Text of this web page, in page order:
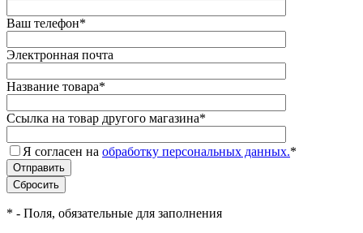
Ваш телефон*
Электронная почта
Название товара*
Ссылка на товар другого магазина*
Я согласен на обработку персональных данных.*
* - Поля, обязательные для заполнения